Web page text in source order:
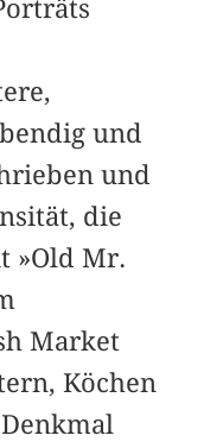
und
und
die
»Old Mr.
Market
Köchen